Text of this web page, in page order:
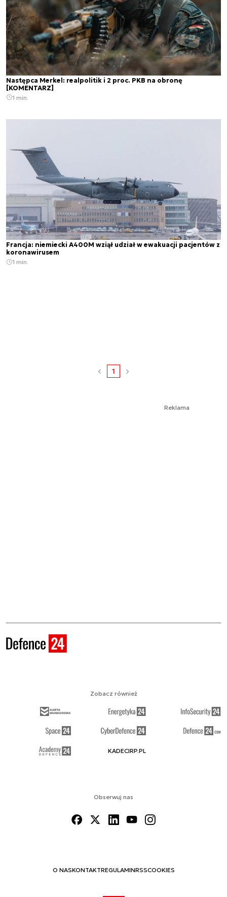
Następca Merkel: realpolitik i 2 proc. PKB na obronę
[KOMENTARZ]
1 min.
Francja: niemiecki A400M wziął udział w ewakuacji pacjentów z
koronawirusem
1 min.
1
Reklama
Obserwuj nas
O NASKONTAKTREGULAMINRSSCOOKIES
Zobacz również
KADECIRP.PL